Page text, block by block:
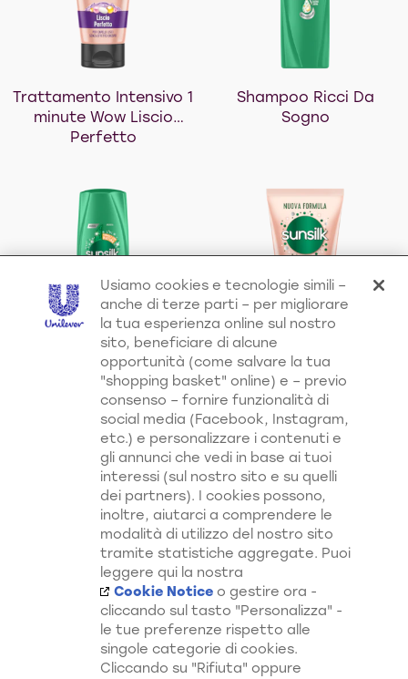
Trattamento Intensivo 1
minute Wow Liscio
Perfetto
Shampoo Ricci Da
Sogno
Balsamo Ricci da Sogno
Trattamento Intensivo 1
minute Wow Ricci da
Sogno
Scopri di Più su Tutti i Nostri
Usiamo cookies e tecnologie simili –
anche di terze parti – per migliorare
la tua esperienza online sul nostro
sito, beneficiare di alcune
opportunità (come salvare la tua
"shopping basket" online) e – previo
consenso – fornire funzionalità di
social media (Facebook, Instagram,
etc.) e personalizzare i contenuti e
gli annunci che vedi in base ai tuoi
interessi (sul nostro sito e su quelli
dei partners). I cookies possono,
inoltre, aiutarci a comprendere le
modalità di utilizzo del nostro sito
tramite statistiche aggregate. Puoi
leggere qui la nostra
Cookie Notice o gestire ora -
cliccando sul tasto "Personalizza" -
le tue preferenze rispetto alle
singole categorie di cookies.
Cliccando su "Rifiuta" oppure